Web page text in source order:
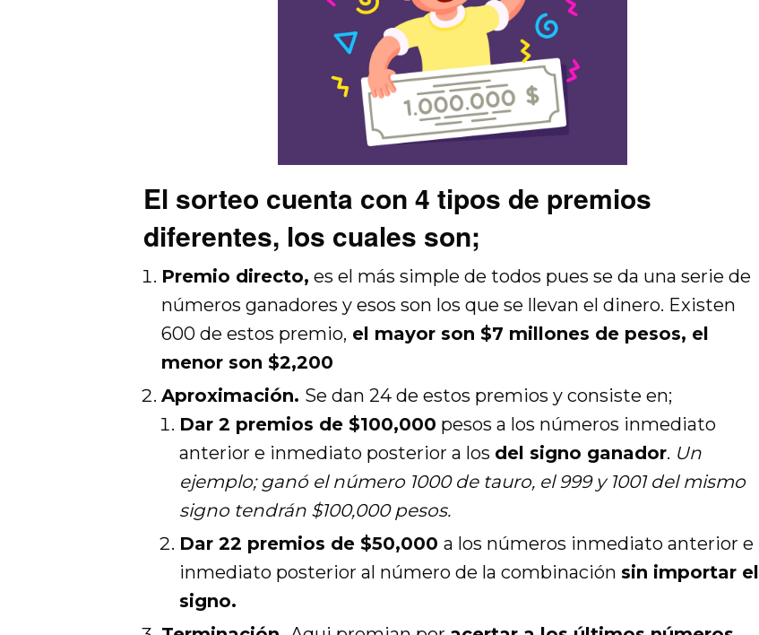
El sorteo cuenta con 4 tipos de premios
diferentes, los cuales son;
Premio directo, es el más simple de todos pues se da una serie de
números ganadores y esos son los que se llevan el dinero. Existen
600 de estos premio, el mayor son $7 millones de pesos, el
menor son $2,200
Aproximación. Se dan 24 de estos premios y consiste en;
Dar 2 premios de $100,000 pesos a los números inmediato
anterior e inmediato posterior a los del signo ganador. Un
ejemplo; ganó el número 1000 de tauro, el 999 y 1001 del mismo
signo tendrán $100,000 pesos.
Dar 22 premios de $50,000 a los números inmediato anterior e
inmediato posterior al número de la combinación sin importar el
signo.